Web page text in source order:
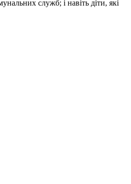
служб; і навіть діти, які